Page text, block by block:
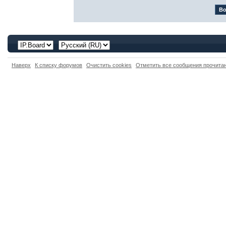
Наверх К списку форумов Очистить cookies Отметить все сообщения